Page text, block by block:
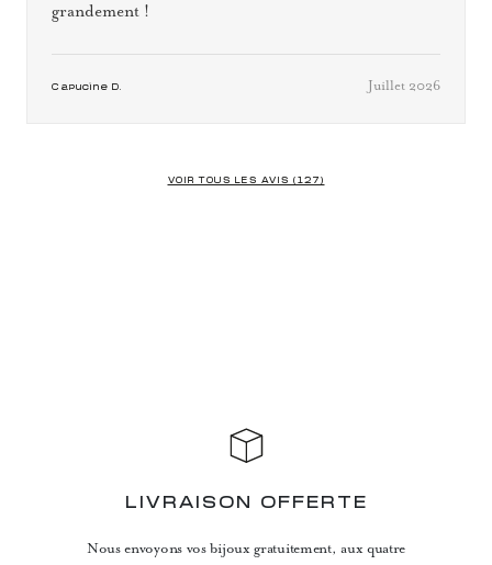
grandement !
Capucine D. Juillet 2026
VOIR TOUS LES AVIS (127)
LIVRAISON OFFERTE
Nous envoyons vos bijoux gratuitement, aux quatre